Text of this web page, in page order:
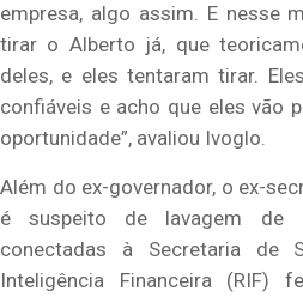
empresa, algo assim. E nesse
tirar o Alberto já, que
deles, e eles tentaram tirar.
confiáveis e acho que eles vão
oportunidade”, avaliou Ivoglo.
Além do ex-governador, o ex-
é suspeito de lavagem de
conectadas à Secretaria de
Inteligência Financeira (RIF)